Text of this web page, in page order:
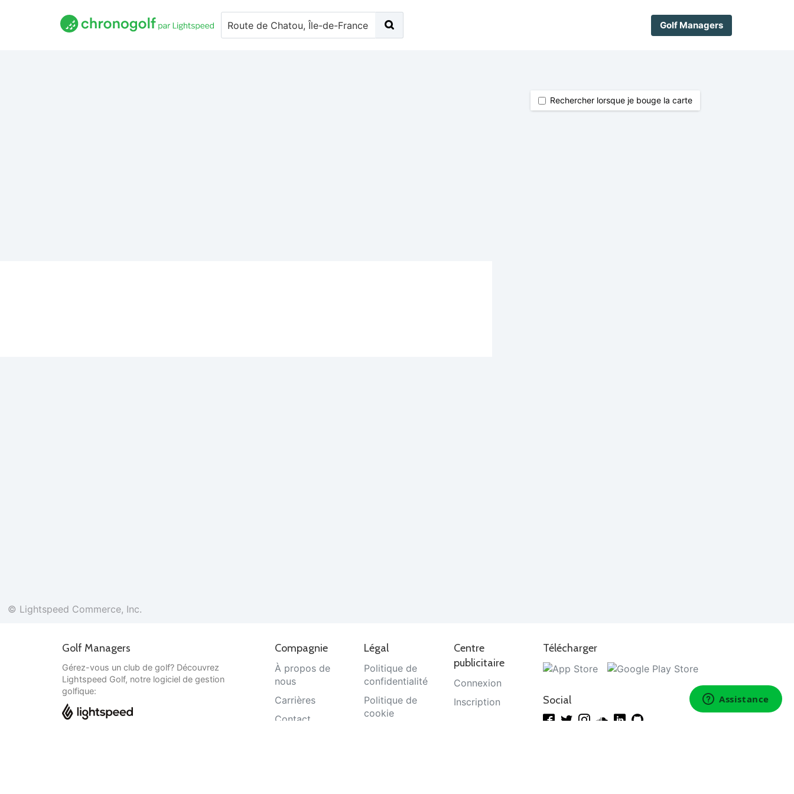
Golf Managers
© Lightspeed Commerce, Inc.
Rechercher lorsque je bouge la carte
Golf Managers
Gérez-vous un club de golf? Découvrez
Lightspeed Golf, notre logiciel de gestion
golfique:
Compagnie
À propos de
nous
Carrières
Contact
Légal
Politique de
confidentialité
Politique de
cookie
Centre
publicitaire
Connexion
Inscription
Télécharger
Social